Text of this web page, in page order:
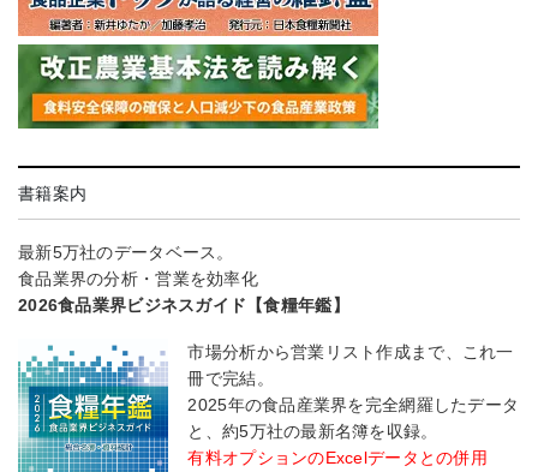
書籍案内
最新5万社のデータベース。
食品業界の分析・営業を効率化
2026食品業界ビジネスガイド【食糧年鑑】
市場分析から営業リスト作成まで、これ一
冊で完結。
2025年の食品産業界を完全網羅したデータ
と、約5万社の最新名簿を収録。
有料オプションのExcelデータとの併用